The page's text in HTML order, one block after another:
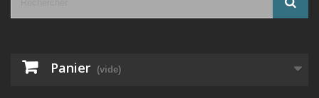
Panier (vide)